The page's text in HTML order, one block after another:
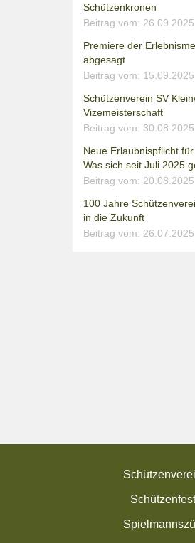
Schützenkronen
Beitrag vom: 26.09.2025
Premiere der
abgesagt
Beitrag vom: 15.09.2025
Schützenverein SV
Vizemeisterschaft
Beitrag vom: 30.08.2025
Neue Erlaubnispflicht
Was sich seit Juli 2025
Beitrag vom: 20.08.2025
100 Jahre
in die Zukunft
Beitrag vom: 26.07.2025